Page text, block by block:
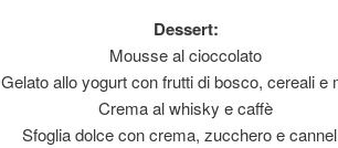
Dessert:
Mousse al cioccolato
Gelato allo yogurt con frutti di bosco, cereali e
Crema al whisky e caffè
Sfoglia dolce con crema, zucchero e